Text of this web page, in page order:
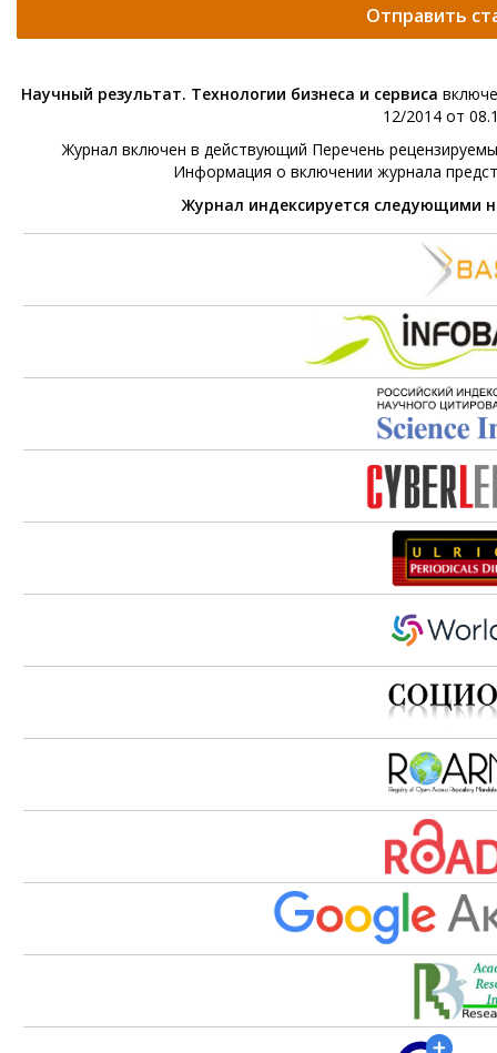
Отправить
Научный результат. Технологии бизнеса и сервиса
12/2014 от
Журнал включен в действующий Перечень
Информация о включении журнала
Журнал индексируется следующими